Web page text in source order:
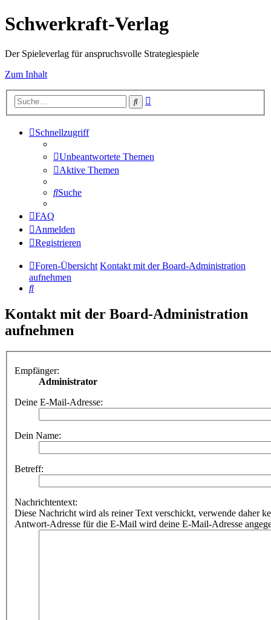
Schwerkraft-Verlag
Der Spieleverlag für anspruchsvolle Strategiespiele
Zum Inhalt
Suche
Schnellzugriff
Unbeantwortete Themen
Aktive Themen
Suche
FAQ
Anmelden
Registrieren
Foren-Übersicht Kontakt mit der Board-Administration
aufnehmen
Suche
Kontakt mit der Board-Administration
aufnehmen
Empfänger:
Administrator
Deine E-Mail-Adresse:
Dein Name:
Betreff:
Nachrichtentext:
Diese Nachricht wird als reiner Text verschickt, verwende daher
Antwort-Adresse für die E-Mail wird deine E-Mail-Adresse